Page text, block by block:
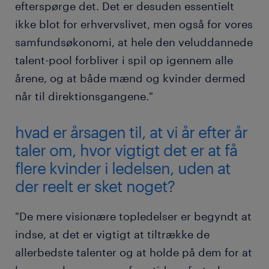
efterspørge det. Det er desuden essentielt
ikke blot for erhvervslivet, men også for vores
samfundsøkonomi, at hele den veluddannede
talent-pool forbliver i spil op igennem alle
årene, og at både mænd og kvinder dermed
når til direktionsgangene."
hvad er årsagen til, at vi år efter år
taler om, hvor vigtigt det er at få
flere kvinder i ledelsen, uden at
der reelt er sket noget?
"De mere visionære topledelser er begyndt at
indse, at det er vigtigt at tiltrække de
allerbedste talenter og at holde på dem for at